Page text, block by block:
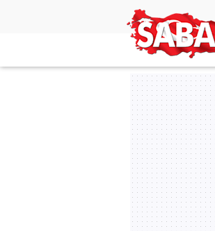
Türkiye'nin en iyi